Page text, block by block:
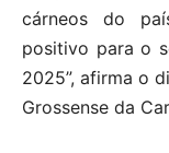
cárneos do
positivo para o
2025”, afirma o
Grossense da